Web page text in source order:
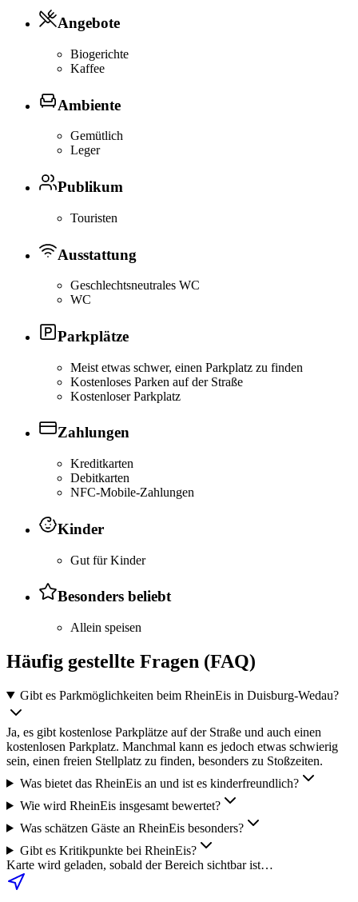
Angebote
Biogerichte
Kaffee
Ambiente
Gemütlich
Leger
Publikum
Touristen
Ausstattung
Geschlechtsneutrales WC
WC
Parkplätze
Meist etwas schwer, einen Parkplatz zu finden
Kostenloses Parken auf der Straße
Kostenloser Parkplatz
Zahlungen
Kreditkarten
Debitkarten
NFC-Mobile-Zahlungen
Kinder
Gut für Kinder
Besonders beliebt
Allein speisen
Häufig gestellte Fragen (FAQ)
Gibt es Parkmöglichkeiten beim RheinEis in Duisburg-Wedau?
Ja, es gibt kostenlose Parkplätze auf der Straße und auch einen
kostenlosen Parkplatz. Manchmal kann es jedoch etwas schwierig
sein, einen freien Stellplatz zu finden, besonders zu Stoßzeiten.
Was bietet das RheinEis an und ist es kinderfreundlich?
Wie wird RheinEis insgesamt bewertet?
Was schätzen Gäste an RheinEis besonders?
Gibt es Kritikpunkte bei RheinEis?
Karte wird geladen, sobald der Bereich sichtbar ist…